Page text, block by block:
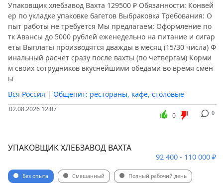
Упаковщик хлебзавод Вахта 129500 ₽ Обязанности: Конвей
ер по укладке упаковке багетов Выбраковка Требования: О
пыт работы не требуется Мы предлагаем: Оформление по
тк Авансы до 5000 рублей еженедельно на питание и сигар
еты Выплаты производятся дважды в месяц (15/30 числа) Ф
инальный расчет сразу после вахты (по четвергам) Корми
м своих сотрудников вкуснейшими обедами во время смен
ы
Вся Россия | Общепит: рестораны, кафе, столовые
02.08.2026 12:07 0
0
УПАКОВЩИК ХЛЕБЗАВОД ВАХТА
92 400 - 110 000 ₽
Без опыта Смешанный Полный рабочий день